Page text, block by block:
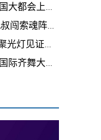
演温暖救赎
大战双面僵尸
证不凡舞功
赛今晚开赛